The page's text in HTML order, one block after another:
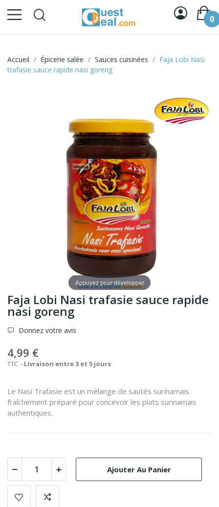
0
Accueil Épicerie salée Sauces cuisinées
Faja Lobi Nasi
trafasie sauce rapide nasi goreng
Appuyez pour développer
Faja Lobi Nasi trafasie sauce rapide
nasi goreng
Donnez votre avis
4,99 €
TTC Livraison entre 3 et 5 jours
Le Nasi Trafasie est un mélange de sautés surinamais
fraîchement préparé pour concevoir les plats surinamais
authentiques.
Ajouter Au Panier